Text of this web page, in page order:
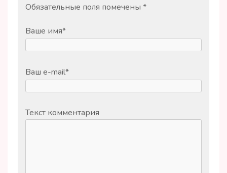
Обязательные поля помечены *
Ваше имя*
Ваш e-mail*
Текст комментария